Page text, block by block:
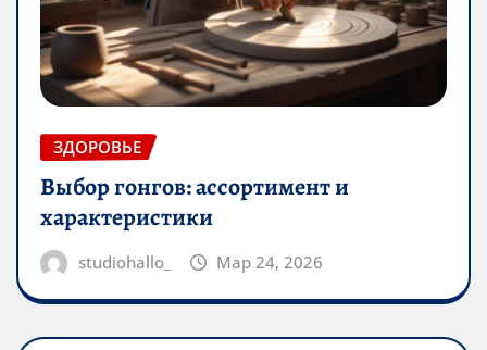
ЗДОРОВЬЕ
Выбор гонгов: ассортимент и
характеристики
studiohallo_ Мар 24, 2026